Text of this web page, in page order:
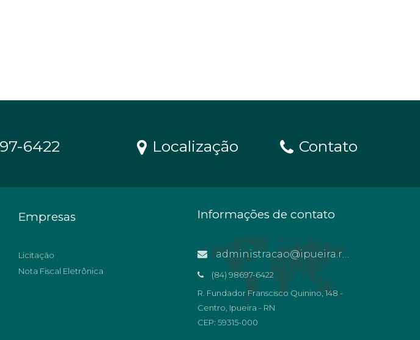
6422 Localização Contato
Empresas
Licitação
Nota Fiscal Eletrônica
Informações de contato
administracao@ipueira.rn.gov.br
(84) 98697-6422
R. Fundador Franscisco Quinino, 148 -
Centro, Ipueira - RN
CEP: 59315-000